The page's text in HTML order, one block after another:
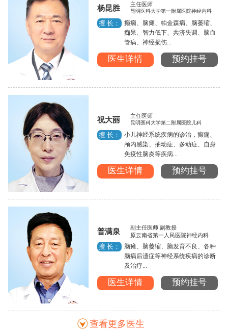
杨昆胜 主任医师
昆明医科大学第一附属医院神经内科
擅 长：
癫痫、脑瘫、帕金森病、脑萎缩、
痴呆、智力低下、共济失调、脑血
管病、神经损伤...
医生详情 预约挂号
祝大丽 主任医师
昆明医科大学第二附属医院儿科
擅 长：
小儿神经系统疾病的诊治，癫痫、
颅内感染、抽动症、多动症、自身
免疫性脑炎等疾病...
医生详情 预约挂号
普满泉
副主任医师 副教授
原云南省第一人民医院神经内科
擅 长：
脑瘫、脑萎缩、脑发育不良、各种
脑病后遗症等神经系统疾病的诊断
及治疗...
医生详情 预约挂号
查看更多医生